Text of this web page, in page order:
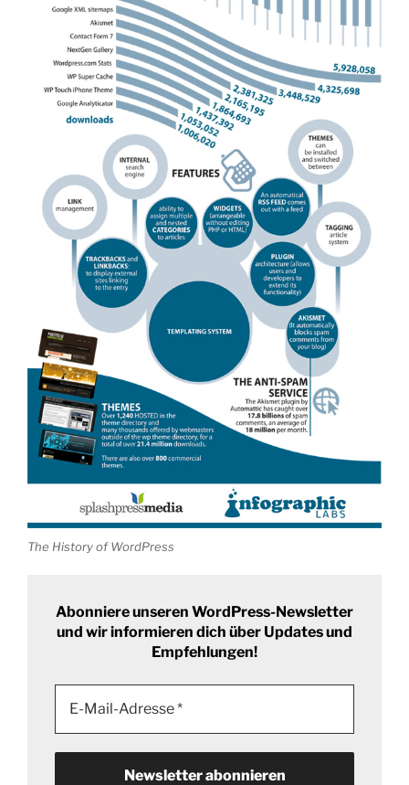
The History of WordPress
Abonniere unseren WordPress-Newsletter
und wir informieren dich über Updates und
Empfehlungen!